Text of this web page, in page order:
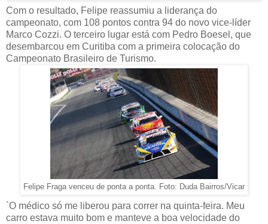
Com o resultado, Felipe reassumiu a liderança do
campeonato, com 108 pontos contra 94 do novo vice-líder
Marco Cozzi. O terceiro lugar está com Pedro Boesel, que
desembarcou em Curitiba com a primeira colocação do
Campeonato Brasileiro de Turismo.
Felipe Fraga venceu de ponta a ponta. Foto: Duda Bairros/Vicar
`O médico só me liberou para correr na quinta-feira. Meu
carro estava muito bom e manteve a boa velocidade do